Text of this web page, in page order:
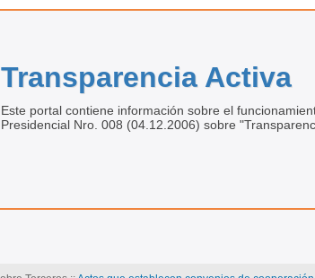
Transparencia Activa
Este portal contiene información sobre el
Presidencial Nro. 008 (04.12.2006) sobre